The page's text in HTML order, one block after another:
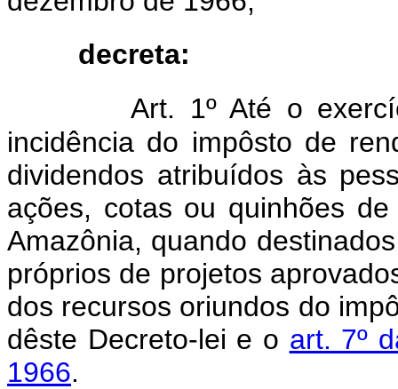
decreta:
Art. 1º Até o
incidência do impôsto de
dividendos atribuídos às
ações, cotas ou quinhões
Amazônia, quando
próprios de projetos
dos recursos oriundos do
dêste Decreto-lei e o art. 7º
1966.